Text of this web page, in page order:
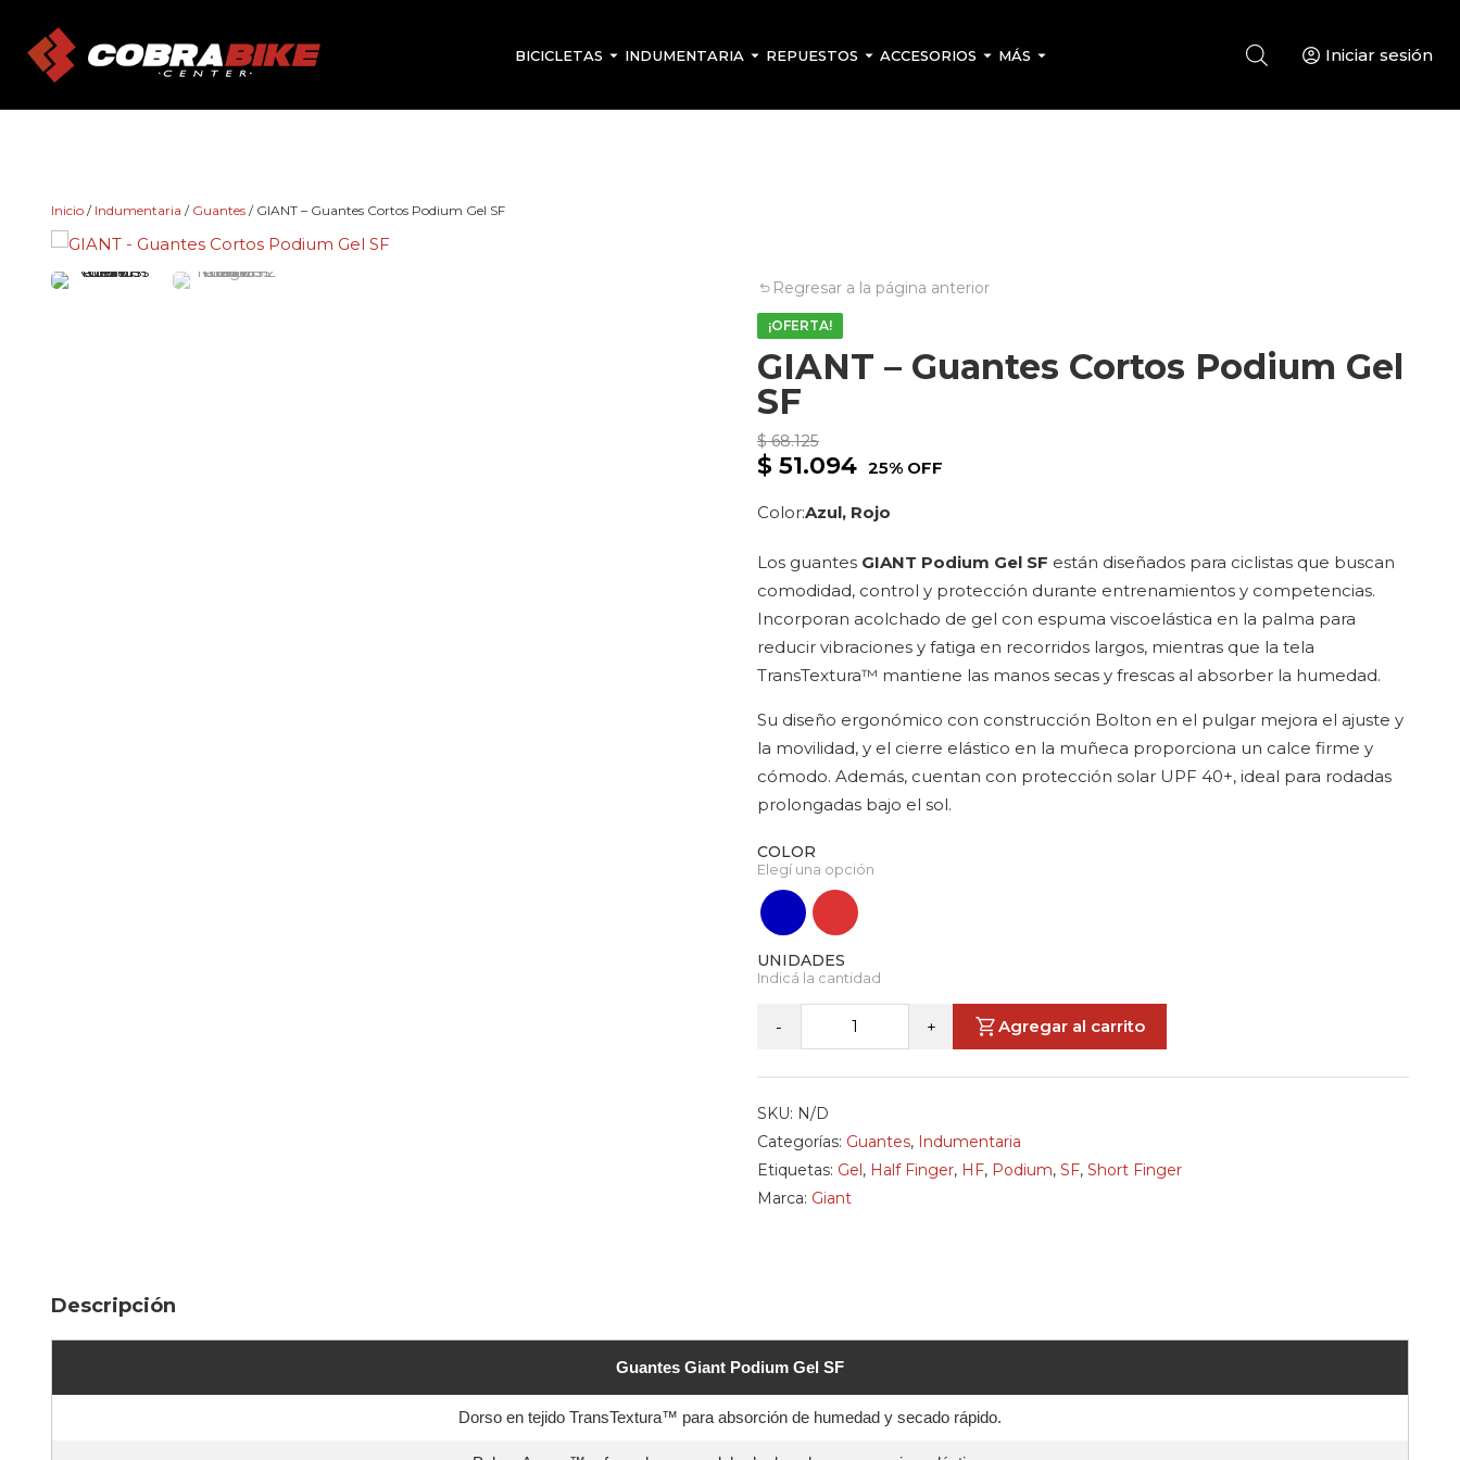
content
BICICLETAS INDUMENTARIA REPUESTOS ACCESORIOS MÁS Iniciar sesión
Inicio / Indumentaria / Guantes / GIANT – Guantes Cortos Podium Gel SF
GIANT – Guantes Cortos Podium Gel
SF
Regresar a la página anterior
¡OFERTA!
$68.125
$ 51.094 25% OFF
Los guantes GIANT Podium Gel SF están diseñados para ciclistas que buscan
comodidad, control y protección durante entrenamientos y competencias.
Incorporan acolchado de gel con espuma viscoelástica en la palma para
reducir vibraciones y fatiga en recorridos largos, mientras que la tela
TransTextura™ mantiene las manos secas y frescas al absorber la humedad.
Su diseño ergonómico con construcción Bolton en el pulgar mejora el ajuste y
la movilidad, y el cierre elástico en la muñeca proporciona un calce firme y
cómodo. Además, cuentan con protección solar UPF 40+, ideal para rodadas
prolongadas bajo el sol.
COLOR
-
GIANT
-
Guantes
Cortos
+ Agregar al carrito
SKU: N/D
Categorías: Guantes, Indumentaria
Etiquetas: Gel, Half Finger, HF, Podium, SF, Short Finger
Marca: Giant
ColorAzul, Rojo
Descripción
Guantes Giant Podium Gel SF
Dorso en tejido TransTextura™ para absorción de humedad y secado rápido.